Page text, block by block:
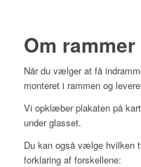
Om
Når du vælger at få
monteret i rammen og
Vi opklæber plakaten på
under glasset.
Du kan også vælge hvilken
forklaring af forskellene: